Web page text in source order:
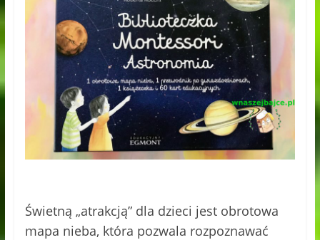
Świetną „atrakcją” dla dzieci jest obrotowa
mapa nieba, która pozwala rozpoznawać